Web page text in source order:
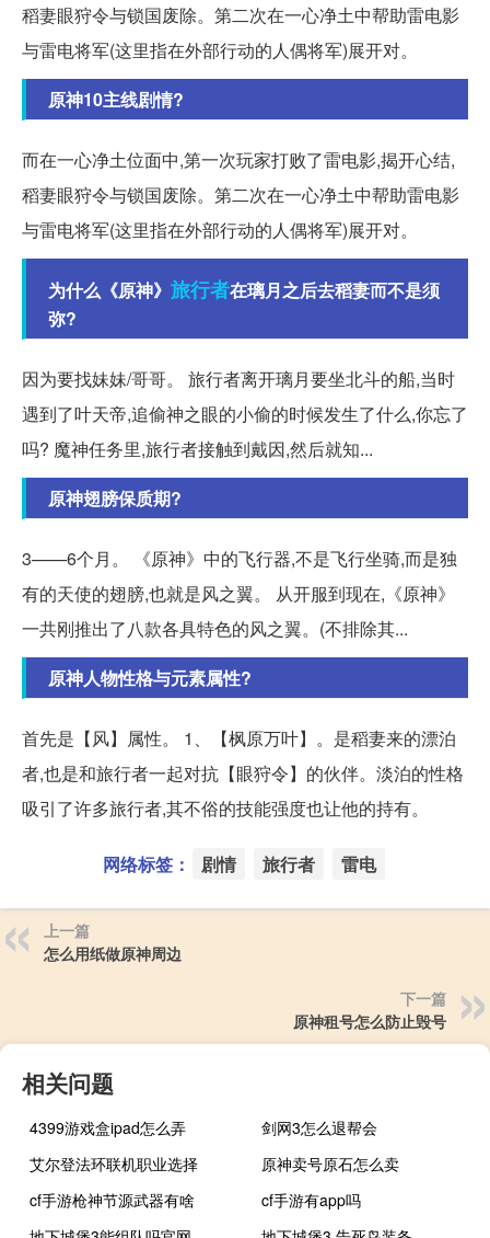
稻妻眼狩令与锁国废除。第二次在一心净土中帮助雷电影
与雷电将军(这里指在外部行动的人偶将军)展开对。
原神10主线剧情?
而在一心净土位面中,第一次玩家打败了雷电影,揭开心结,
稻妻眼狩令与锁国废除。第二次在一心净土中帮助雷电影
与雷电将军(这里指在外部行动的人偶将军)展开对。
为什么《原神》 旅行者在璃月之后去稻妻而不是须
弥?
因为要找妹妹/哥哥。 旅行者离开璃月要坐北斗的船,当时
遇到了叶天帝,追偷神之眼的小偷的时候发生了什么,你忘了
吗? 魔神任务里,旅行者接触到戴因,然后就知...
原神翅膀保质期?
3——6个月。 《原神》中的飞行器,不是飞行坐骑,而是独
有的天使的翅膀,也就是风之翼。 从开服到现在,《原神》
一共刚推出了八款各具特色的风之翼。(不排除其...
原神人物性格与元素属性?
首先是【风】属性。 1、【枫原万叶】。是稻妻来的漂泊
者,也是和旅行者一起对抗【眼狩令】的伙伴。淡泊的性格
吸引了许多旅行者,其不俗的技能强度也让他的持有。
网络标签： 剧情 旅行者 雷电
上一篇
怎么用纸做原神周边
下一篇
原神租号怎么防止毁号
相关问题
4399游戏盒ipad怎么弄
剑网3怎么退帮会
艾尔登法环联机职业选择
原神卖号原石怎么卖
cf手游枪神节源武器有啥
cf手游有app吗